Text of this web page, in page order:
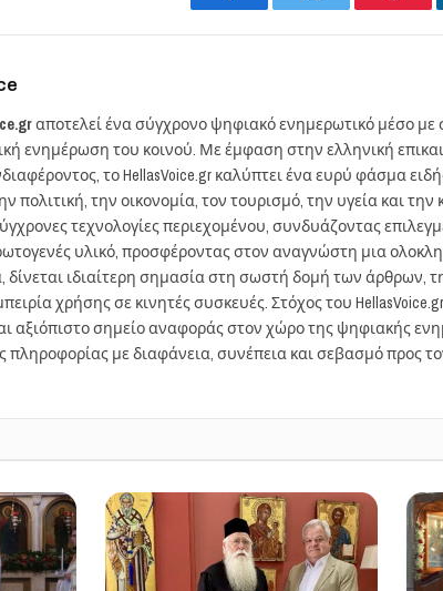
Facebook Twitter
αποτελεί ένα σύγχρονο ψηφιακό ενημερωτικό μέσο με
ενημέρωση του κοινού. Με έμφαση στην ελληνική
το HellasVoice.gr καλύπτει ένα ευρύ φάσμα
πολιτική, την οικονομία, τον τουρισμό, την υγεία και
τεχνολογίες περιεχομένου, συνδυάζοντας
υλικό, προσφέροντας στον αναγνώστη μια
ιδιαίτερη σημασία στη σωστή δομή των άρθρων,
χρήσης σε κινητές συσκευές. Στόχος του
αξιόπιστο σημείο αναφοράς στον χώρο της ψηφιακής
πληροφορίας με διαφάνεια, συνέπεια και σεβασμό προς